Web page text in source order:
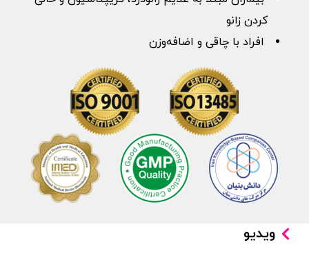
کردن زانو
افراد با چاقی و اضافه‌وزن
ویدیو